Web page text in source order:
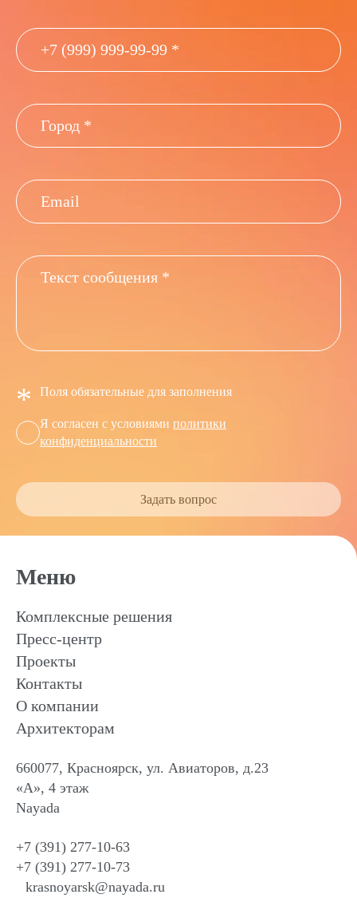
Задать вопрос
* Поля обязательные для заполнения
Я согласен с условиями политики
конфиденциальности
Меню
Комплексные решения
Пресс-центр
Проекты
Контакты
О компании
Архитекторам
660077, Красноярск, ул. Авиаторов, д.23
«А», 4 этаж
Nayada
+7 (391) 277-10-63
+7 (391) 277-10-73
krasnoyarsk@nayada.ru